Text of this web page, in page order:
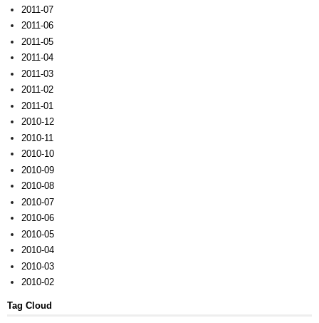
2011-07
2011-06
2011-05
2011-04
2011-03
2011-02
2011-01
2010-12
2010-11
2010-10
2010-09
2010-08
2010-07
2010-06
2010-05
2010-04
2010-03
2010-02
Tag Cloud